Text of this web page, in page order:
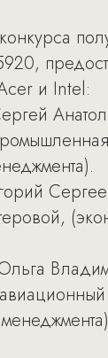
и Intel: